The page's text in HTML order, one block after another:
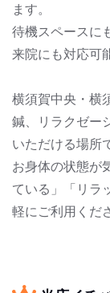
ます。
待機スペースに
来院にも対応可
横須賀中央・横
鍼、リラクゼー
いただける場所
お身体の状態が
ている」「リラ
軽にご利用くだ